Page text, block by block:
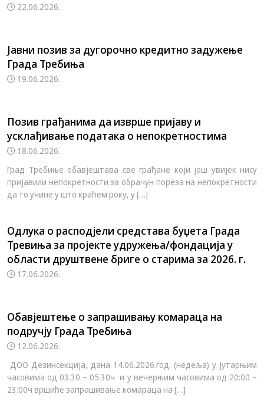
22.06.2026.
Јавни позив за дугорочно кредитно задужење
Града Требиња
19.06.2026.
Позив грађанима да изврше пријаву и
усклађивање података о непокретностима
18.06.2026.
Град Требиње обавјештава све грађане који још увијек нису
пријавили непокретности за обрачун пореза на непокретности
да то учине у што краћем року, у […]
Одлука о расподјели средстава буџета Града
Тревиња за пројекте удружења/фондација у
области друштвене бриге о старима за 2026. г.
17.06.2026.
Обавјештење о запрашивању комараца на
подручју Града Требиња
12.06.2026.
ДОО Дезинсекција, дана 14.06.2026.год. (недеља) у јутарњим
часовима од 03.30 – 05.30ч и у вечерњим часовима од 20:00 –
23:00ч вршиће запрашивање комараца на […]